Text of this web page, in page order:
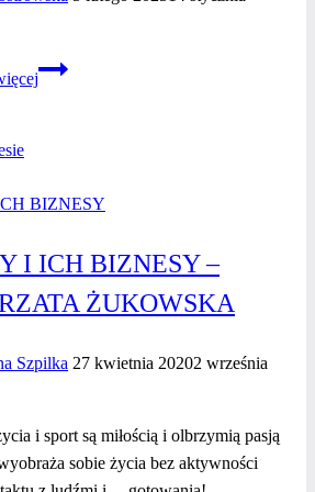
Mentorki
Turowska
BIZNESY
I ICH BIZNESY –
ŻUKOWSKA
Szpilka 27 kwietnia 20202 września
i sport są miłością i olbrzymią pasją
sobie życia bez aktywności